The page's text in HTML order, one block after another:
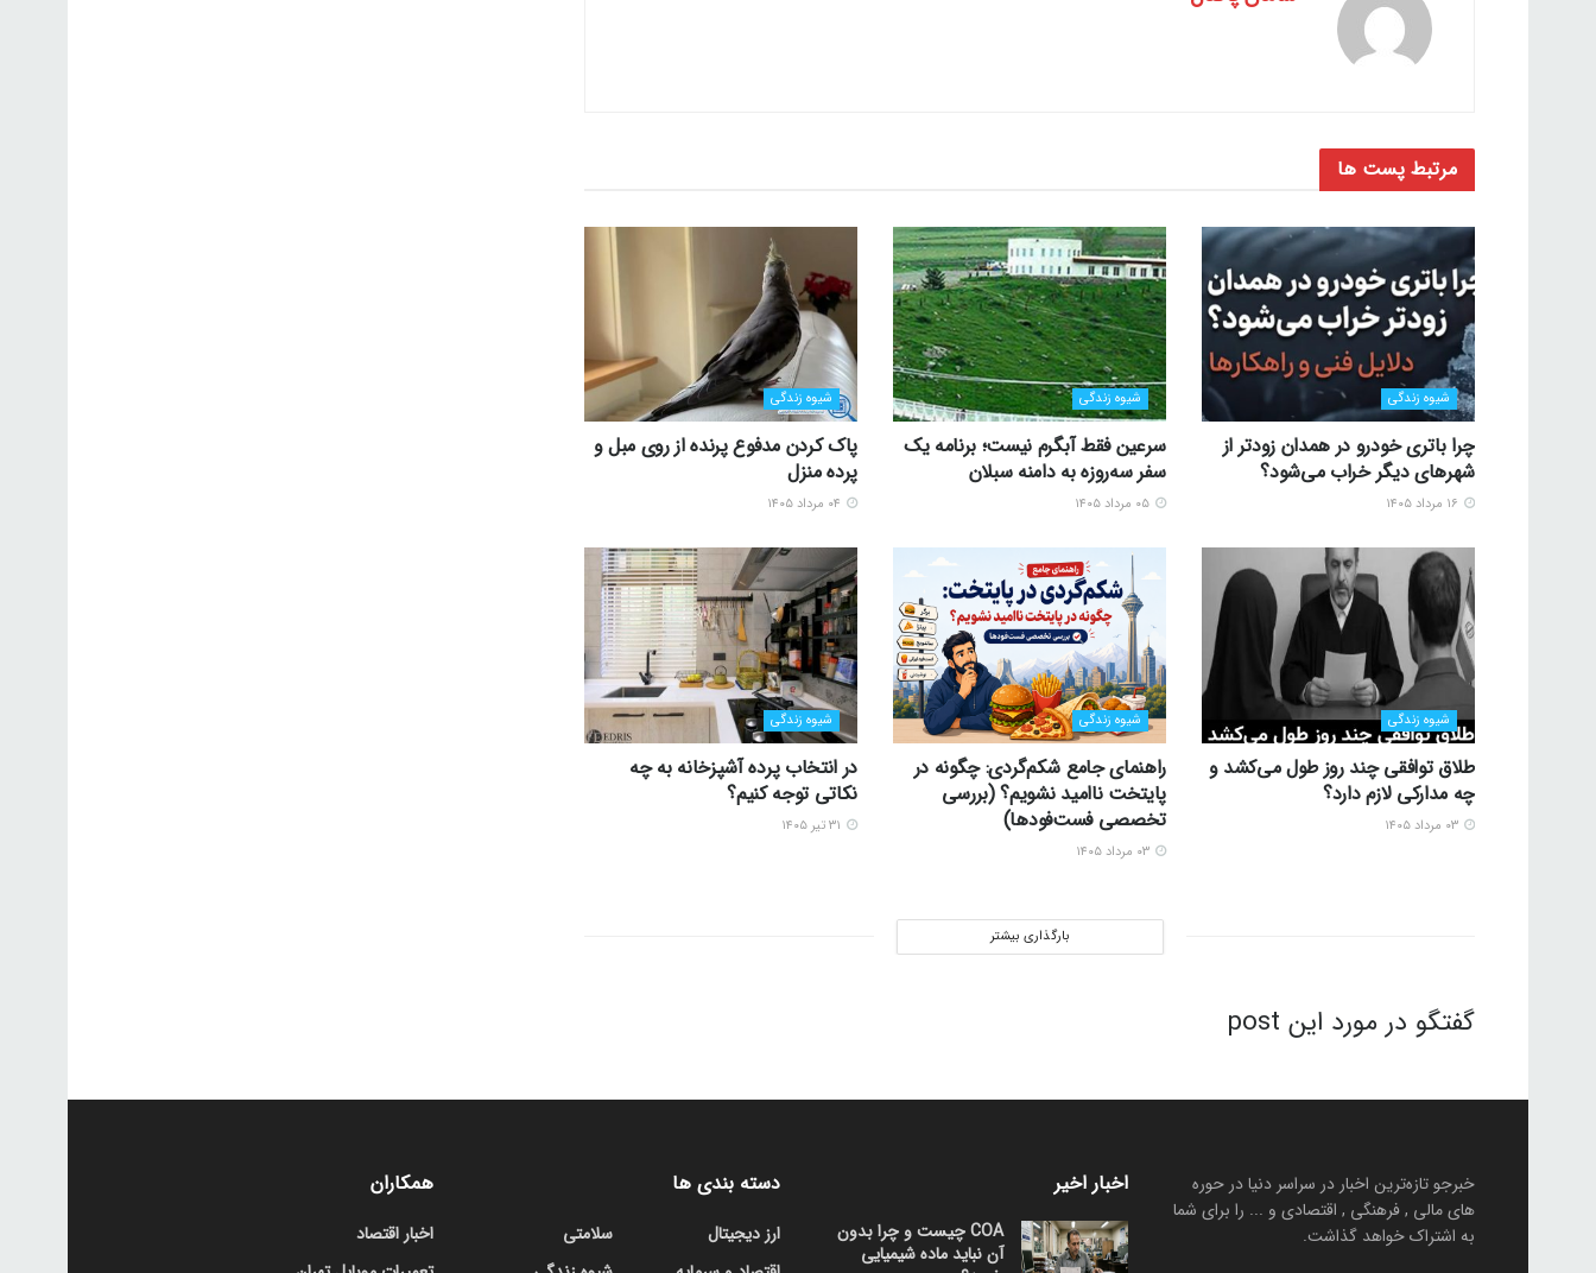
مرتبط پست ها
شیوه زندگی
چرا باتری خودرو در همدان زودتر از
شهرهای دیگر خراب می‌شود؟
شیوه زندگی
سرعین فقط آبگرم نیست؛ برنامه یک
سفر سه‌روزه به دامنه سبلان
شیوه زندگی
پاک کردن مدفوع پرنده از روی مبل و
پرده منزل
شیوه زندگی
طلاق توافقی چند روز طول می‌کشد و
چه مدارکی لازم دارد؟
شیوه زندگی
راهنمای جامع شکم‌گردی: چگونه در
پایتخت ناامید نشویم؟ (بررسی
تخصصی فست‌فودها)
شیوه زندگی
در انتخاب پرده آشپزخانه به چه
نکاتی توجه کنیم؟
بارگذاری بیشتر
گفتگو در مورد این post
خبرجو تازه‌ترین اخبار در سراسر دنیا در حوره
های مالی , فرهنگی , اقتصادی و ... را برای شما
به اشتراک خواهد گذاشت.
اخبار اخیر
COA چیست و چرا بدون
آن نباید ماده شیمیایی
دسته بندی ها
ارز دیجیتال
سلامتی
همکاران
اخبار اقتصاد